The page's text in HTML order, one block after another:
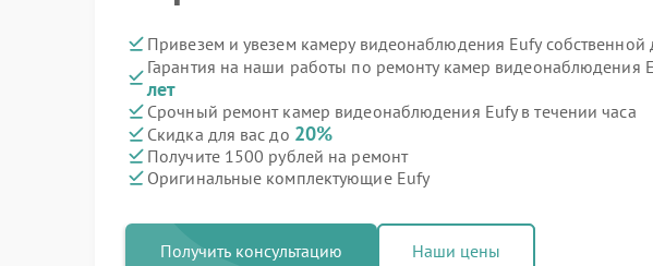
Привезем и увезем камеру видеонаблюдения Eufy собственной
Гарантия на наши работы по ремонту камер видеонаблюдения
лет
Срочный ремонт камер видеонаблюдения Eufy в течении часа
Скидка для вас до 20%
Получите 1500 рублей на ремонт
Оригинальные комплектующие Eufy
Получить консультацию Наши цены